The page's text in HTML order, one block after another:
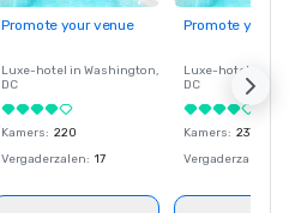
Promote your venue
Luxe-hotel in Washington,
DC
Kamers: 220
Vergaderzalen: 17
Promote your
Luxe-hotel in
DC
Kamers: 237
Vergaderzalen